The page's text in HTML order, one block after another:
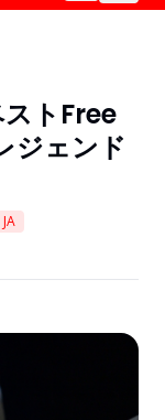
トFree
ジェンド
JA